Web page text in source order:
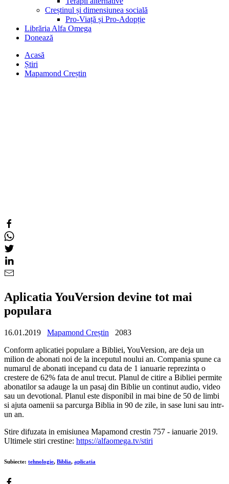
Creștinul și dimensiunea socială
Pro-Viață și Pro-Adopție
Librăria Alfa Omega
Donează
Acasă
Știri
Mapamond Creștin
Aplicatia YouVersion devine tot mai
populara
16.01.2019 Mapamond Creștin
2083
Conform aplicatiei populare a Bibliei, YouVersion, are deja un
milion de abonati noi de la inceputul noului an. Compania spune ca
numarul de abonati incepand cu data de 1 ianuarie reprezinta o
crestere de 62% fata de anul trecut. Planul de citire a Bibliei permite
abonatilor sa adauge la un pasaj din Biblie un continut audio, video
sau un devotional. Planul este disponibil in mai bine de 50 de limbi
si ajuta oamenii sa parcurga Biblia in 90 de zile, in sase luni sau intr-
un an.
Stire difuzata in emisiunea Mapamond crestin 757 - ianuarie 2019.
Ultimele stiri crestine: https://alfaomega.tv/stiri
Subiecte: tehnologie, Biblia, aplicatia